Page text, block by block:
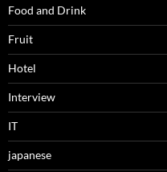
Food and Drink
Fruit
Hotel
Interview
IT
japanese